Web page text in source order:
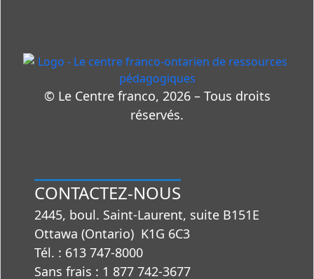
© Le Centre franco, 2026 – Tous droits
réservés.
CONTACTEZ-NOUS
2445, boul. Saint-Laurent, suite B151E
Ottawa (Ontario) K1G 6C3
Tél. : 613 747‑8000
Sans frais : 1 877 742‑3677